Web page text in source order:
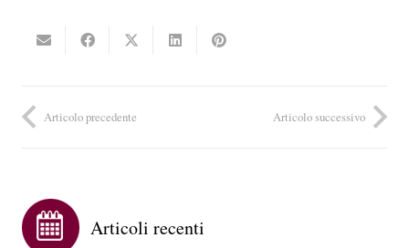
Articolo precedente Articolo successivo
Articoli recenti